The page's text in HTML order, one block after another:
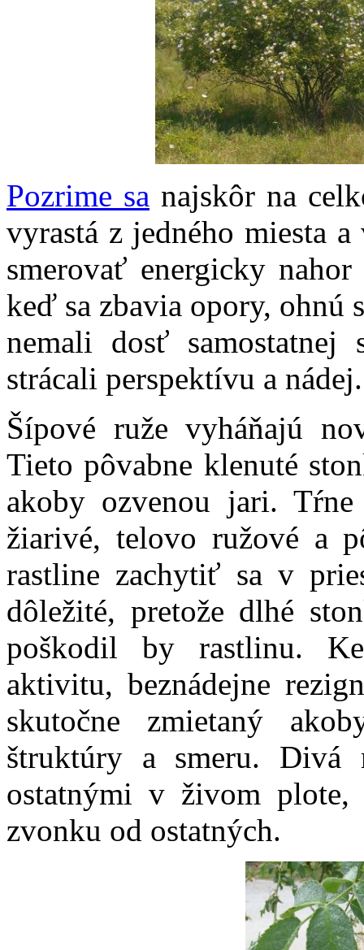
Pozrime sa najskôr na
vyrastá z jedného miesta
smerovať energicky
keď sa zbavia opory, ohnú
nemali dosť
strácali perspektívu a nádej.
Šípové ruže vyháňajú
Tieto pôvabne klenuté
akoby ozvenou jari.
žiarivé, telovo ružové a
rastline zachytiť sa v
dôležité, pretože dlhé
poškodil by rastlinu.
aktivitu, beznádejne
skutočne zmietaný
štruktúry a smeru. Divá
ostatnými v živom plote,
zvonku od ostatných.